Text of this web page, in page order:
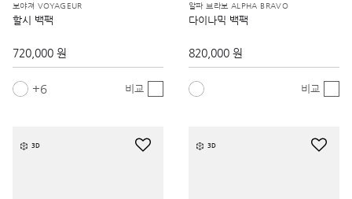
보야져 VOYAGEUR
할시 백팩
720,000 원
6 비교
알파 브라보 ALPHA BRAVO
다이나믹 백팩
820,000 원
비교
3D 3D